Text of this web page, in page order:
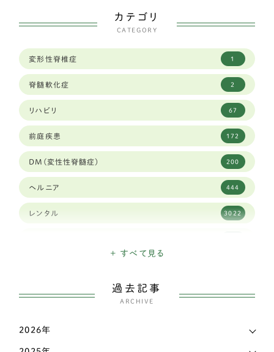
イタリアングレイハウンド
トイフォックステリア 1
カニヘンダックスフンド 7
豆柴犬 30
ブリュッセルグリフォン 1
キャバリア 59
シーズー 84
チャイニーズ・クレステッド・ドッグ
チワワ
カテゴリ
CATEGORY
変形性脊椎症 1
脊髄軟化症 2
リハビリ 67
前庭疾患 172
DM(変性性脊髄症) 200
ヘルニア 444
レンタル 3022
+ すべて見る
過去記事
ARCHIVE
2026年